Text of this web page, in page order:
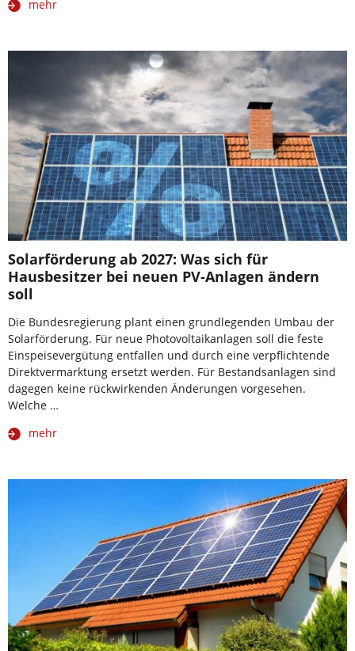
mehr
Solarförderung ab 2027: Was sich für
Hausbesitzer bei neuen PV-Anlagen ändern
soll
Die Bundesregierung plant einen grundlegenden Umbau der
Solarförderung. Für neue Photovoltaikanlagen soll die feste
Einspeisevergütung entfallen und durch eine verpflichtende
Direktvermarktung ersetzt werden. Für Bestandsanlagen sind
dagegen keine rückwirkenden Änderungen vorgesehen.
Welche …
mehr